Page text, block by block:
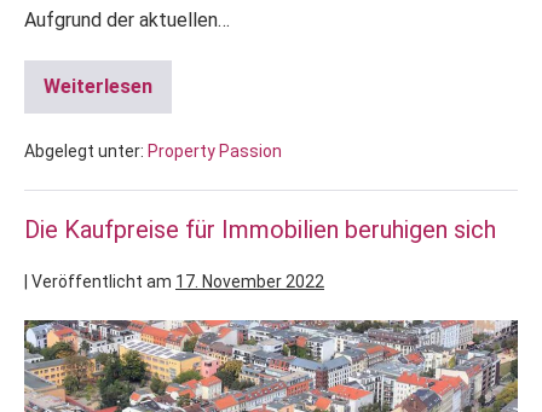
Aufgrund der aktuellen…
Weiterlesen
Abgelegt unter: Property Passion
Die Kaufpreise für Immobilien beruhigen sich
Veröffentlicht am 17. November 2022